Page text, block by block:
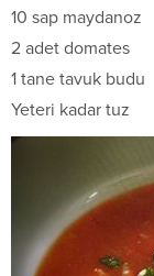
10 sap maydanoz
2 adet domates
1 tane tavuk budu
Yeteri kadar tuz